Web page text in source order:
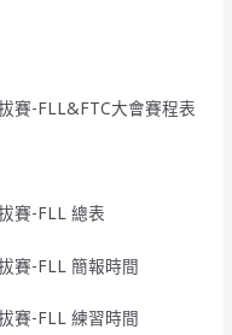
賽-FLL&FTC大會賽程表
賽-FLL 總表
賽-FLL 簡報時間
賽-FLL 練習時間